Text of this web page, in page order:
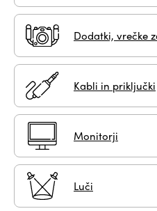
Dodatki, vrečke
Kabli in priključki
Monitorji
Luči